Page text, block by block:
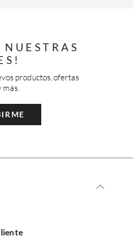
productos, ofertas